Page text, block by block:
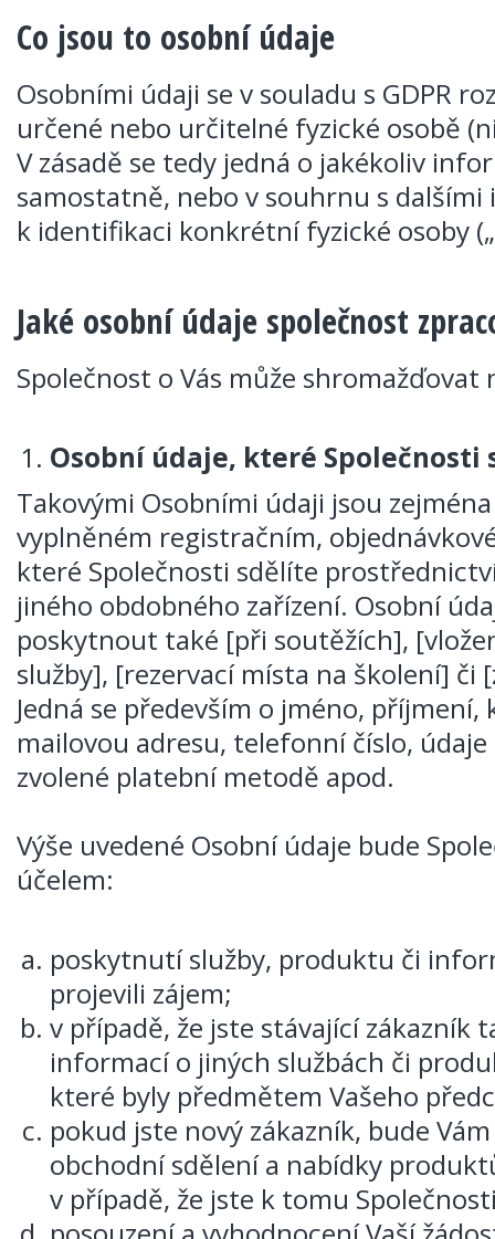
Co jsou to osobní údaje
Osobními údaji se v souladu s GDPR
určené nebo určitelné fyzické osobě
V zásadě se tedy jedná o jakékoliv
samostatně, nebo v souhrnu s
k identifikaci konkrétní fyzické osoby („
Jaké osobní údaje společnost
Společnost o Vás může shromažďovat
Osobní údaje, které Společnosti
Takovými Osobními údaji jsou
vyplněném registračním,
které Společnosti sdělíte
jiného obdobného zařízení. Osobní
poskytnout také [při soutěžích],
služby], [rezervací místa na školení] či
Jedná se především o jméno,
mailovou adresu, telefonní číslo,
zvolené platební metodě apod.
Výše uvedené Osobní údaje bude
účelem:
poskytnutí služby, produktu či
projevili zájem;
v případě, že jste stávající zákazník
informací o jiných službách či
které byly předmětem Vašeho
pokud jste nový zákazník, bude
obchodní sdělení a nabídky
v případě, že jste k tomu